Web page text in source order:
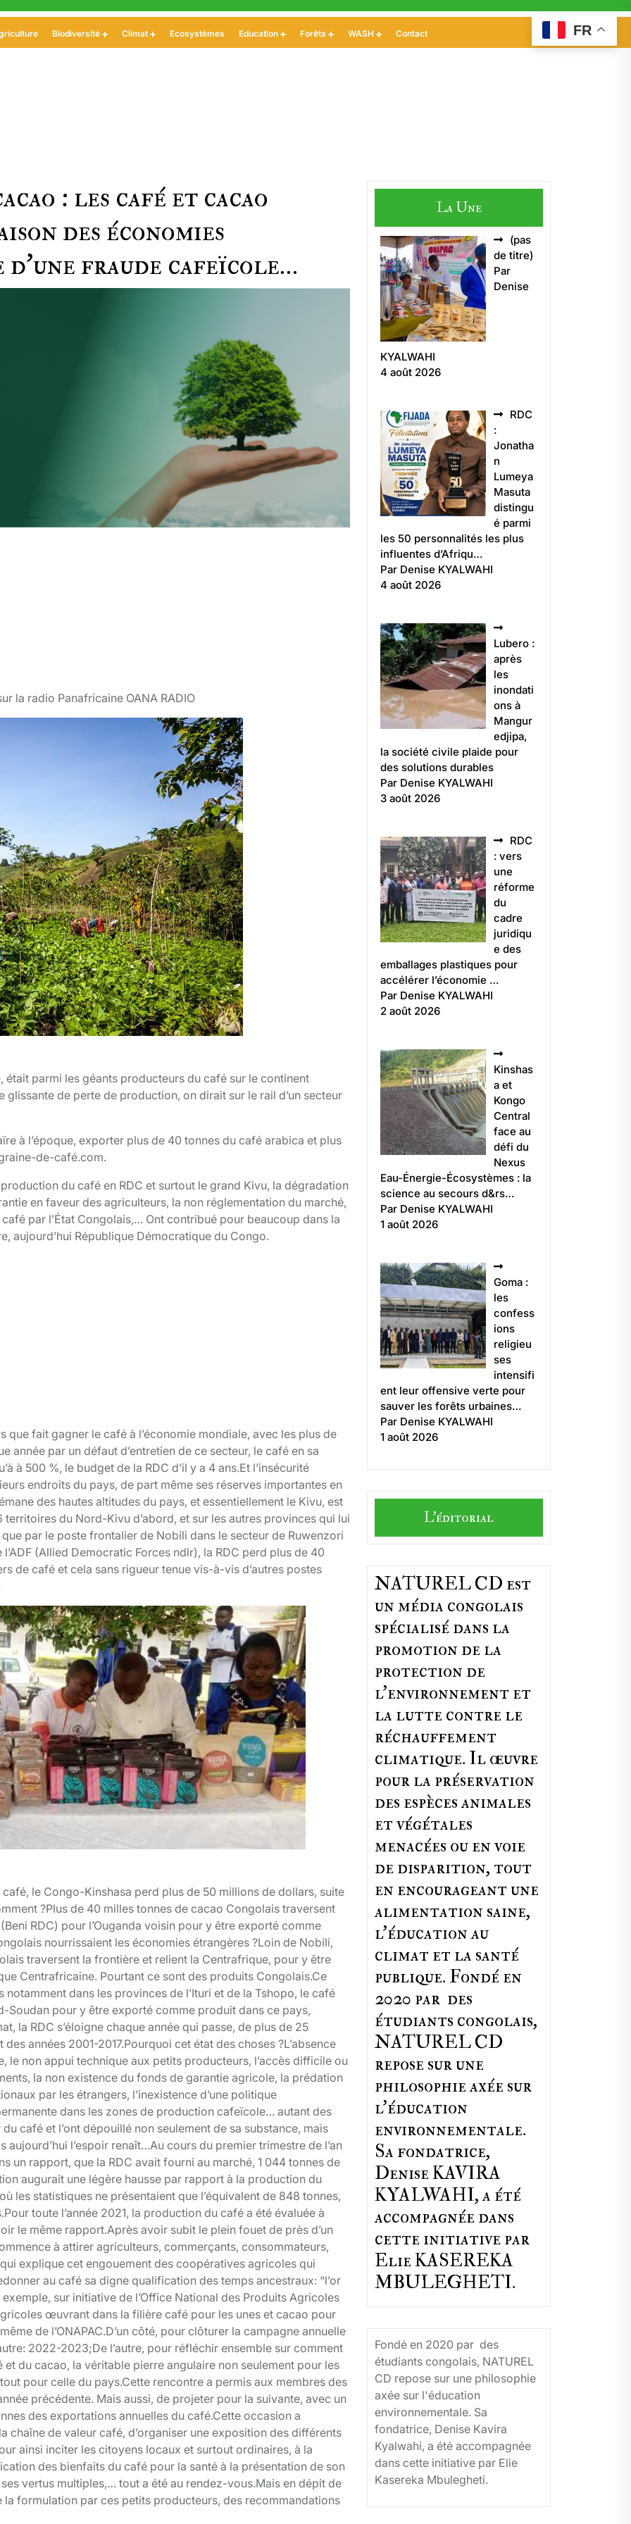
Biodiversité Climat Ecosystèmes Education Forêts WASH Contact
: les café et cacao
des économies
d’une fraude cafeïcole…
la radio Panafricaine OANA RADIO
était parmi les géants producteurs du café sur le continent
glissante de perte de production, on dirait sur le rail d’un secteur
à l’époque, exporter plus de 40 tonnes du café arabica et plus
de-café.com.
du café en RDC et surtout le grand Kivu, la dégradation
en faveur des agriculteurs, la non réglementation du marché,
par l’État Congolais,… Ont contribué pour beaucoup dans la
aujourd’hui République Démocratique du Congo.
fait gagner le café à l’économie mondiale, avec les plus de
année par un défaut d’entretien de ce secteur, le café en sa
à 500 %, le budget de la RDC d’il y a 4 ans.Et l’insécurité
endroits du pays, de part même ses réserves importantes en
des hautes altitudes du pays, et essentiellement le Kivu, est
territoires du Nord-Kivu d’abord, et sur les autres provinces qui lui
par le poste frontalier de Nobili dans le secteur de Ruwenzori
(Allied Democratic Forces ndlr), la RDC perd plus de 40
de café et cela sans rigueur tenue vis-à-vis d’autres postes
le Congo-Kinshasa perd plus de 50 millions de dollars, suite
?Plus de 40 milles tonnes de cacao Congolais traversent
RDC) pour l’Ouganda voisin pour y être exporté comme
nourrissaient les économies étrangères ?Loin de Nobili,
traversent la frontière et relient la Centrafrique, pour y être
Centrafricaine. Pourtant ce sont des produits Congolais.Ce
notamment dans les provinces de l’Ituri et de la Tshopo, le café
Soudan pour y être exporté comme produit dans ce pays,
la RDC s’éloigne chaque année qui passe, de plus de 25
années 2001-2017.Pourquoi cet état des choses ?L’absence
le non appui technique aux petits producteurs, l’accès difficile ou
la non existence du fonds de garantie agricole, la prédation
par les étrangers, l’inexistence d’une politique
dans les zones de production cafeïcole… autant des
café et l’ont dépouillé non seulement de sa substance, mais
l’espoir renaît…Au cours du premier trimestre de l’an
un rapport, que la RDC avait fourni au marché, 1 044 tonnes de
augurait une légère hausse par rapport à la production du
les statistiques ne présentaient que l’équivalent de 848 tonnes,
toute l’année 2021, la production du café a été évaluée à
le même rapport.Après avoir subit le plein fouet de près d’un
à attirer agriculteurs, commerçants, consommateurs,
explique cet engouement des coopératives agricoles qui
au café sa digne qualification des temps ancestraux: “l’or
sur initiative de l’Office National des Produits Agricoles
œuvrant dans la filière café pour les unes et cacao pour
de l’ONAPAC.D’un côté, pour clôturer la campagne annuelle
2022-2023;De l’autre, pour réfléchir ensemble sur comment
du cacao, la véritable pierre angulaire non seulement pour les
pour celle du pays.Cette rencontre a permis aux membres des
précédente. Mais aussi, de projeter pour la suivante, avec un
des exportations annuelles du café.Cette occasion a
chaîne de valeur café, d’organiser une exposition des différents
ainsi inciter les citoyens locaux et surtout ordinaires, à la
des bienfaits du café pour la santé à la présentation de son
vertus multiples,… tout a été au rendez-vous.Mais en dépit de
la formulation par ces petits producteurs, des recommandations
La Une
(pas
de titre)
Par
Denise
KYALWAHI
4 août 2026
RDC
:
Jonatha
n
Lumeya
Masuta
distingu
é parmi
les 50 personnalités les plus
influentes d’Afriqu…
Par Denise KYALWAHI
4 août 2026
Lubero :
après
les
inondati
ons à
Mangur
edjipa,
la société civile plaide pour
des solutions durables
Par Denise KYALWAHI
3 août 2026
RDC
: vers
une
réforme
du
cadre
juridiqu
e des
emballages plastiques pour
accélérer l’économie …
Par Denise KYALWAHI
2 août 2026
Kinshas
a et
Kongo
Central
face au
défi du
Nexus
Eau-Énergie-Écosystèmes : la
science au secours d&rs…
Par Denise KYALWAHI
1 août 2026
Goma :
les
confess
ions
religieu
ses
intensifi
ent leur offensive verte pour
sauver les forêts urbaines…
Par Denise KYALWAHI
1 août 2026
L'éditorial
NATUREL CD est
un média congolais
spécialisé dans la
promotion de la
protection de
l’environnement et
la lutte contre le
réchauffement
climatique. Il œuvre
pour la préservation
des espèces animales
et végétales
menacées ou en voie
de disparition, tout
en encourageant une
alimentation saine,
l'éducation au
climat et la santé
publique. Fondé en
2020 par des
étudiants congolais,
NATUREL CD
repose sur une
philosophie axée sur
l'éducation
environnementale.
Sa fondatrice,
Denise KAVIRA
KYALWAHI, a été
accompagnée dans
cette initiative par
Elie KASEREKA
MBULEGHETI.
Fondé en 2020 par des
étudiants congolais, NATUREL
CD repose sur une philosophie
axée sur l'éducation
environnementale. Sa
fondatrice, Denise Kavira
Kyalwahi, a été accompagnée
dans cette initiative par Elie
Kasereka Mbulegheti.
FR